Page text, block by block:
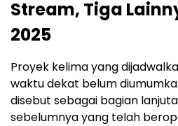
Stream, Tiga
2025
Proyek kelima yang
waktu dekat belum
disebut sebagai bagian
sebelumnya yang telah